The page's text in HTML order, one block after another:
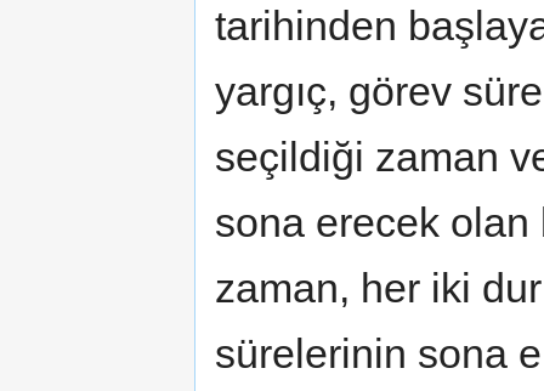
tarihinden
yargıç, görev
seçildiği zaman
sona erecek olan
zaman, her iki
sürelerinin sona